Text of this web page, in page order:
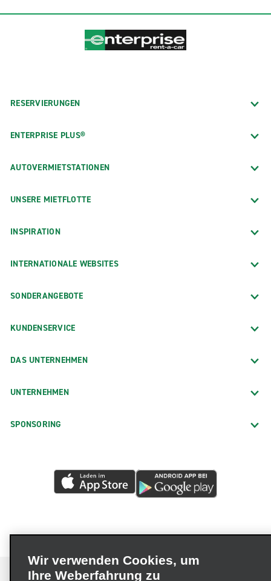
RESERVIERUNGEN
ENTERPRISE PLUS®
AUTOVERMIETSTATIONEN
UNSERE MIETFLOTTE
INSPIRATION
INTERNATIONALE WEBSITES
SONDERANGEBOTE
KUNDENSERVICE
DAS UNTERNEHMEN
UNTERNEHMEN
SPONSORING
Wir verwenden Cookies, um
Ihre Weberfahrung zu